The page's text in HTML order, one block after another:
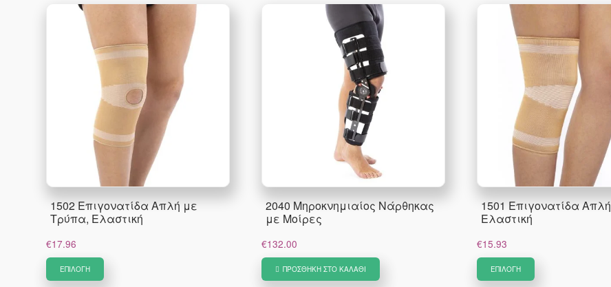
1502 Επιγονατίδα Απλή με
Τρύπα, Ελαστική
€17.96
ΕΠΙΛΟΓΉ
Αυτό
το
2040 Μηροκνημιαίος Νάρθηκας
με Μοίρες
€132.00
ΠΡΟΣΘΉΚΗ ΣΤΟ ΚΑΛΆΘΙ
1501 Επιγονατίδα Απλή
Ελαστική
€15.93
ΕΠΙΛΟΓΉ
Αυτό
το